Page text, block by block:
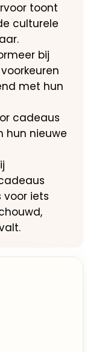
toont
culturele
bij
met hun
cadeaus
hun nieuwe
voor iets